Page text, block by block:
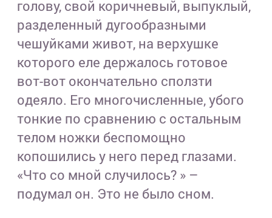
голову, свой коричневый, выпуклый,
разделенный дугообразными
чешуйками живот, на верхушке
которого еле держалось готовое
вот-вот окончательно сползти
одеяло. Его многочисленные, убого
тонкие по сравнению с остальным
телом ножки беспомощно
копошились у него перед глазами.
«Что со мной случилось? » –
подумал он. Это не было сном.